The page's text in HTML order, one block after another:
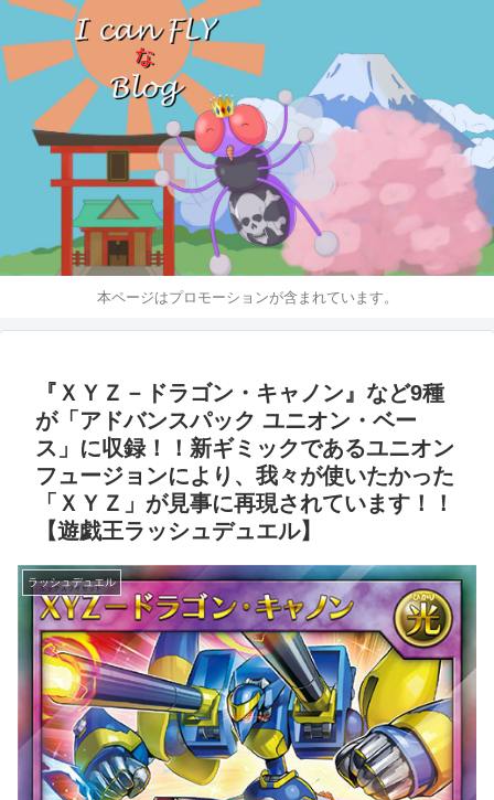
本ページはプロモーションが含まれています。
『ＸＹＺ－ドラゴン・キャノン』など9種
が「アドバンスパック ユニオン・ベー
ス」に収録！！新ギミックであるユニオン
フュージョンにより、我々が使いたかった
「ＸＹＺ」が見事に再現されています！！
【遊戯王ラッシュデュエル】
ラッシュデュエル